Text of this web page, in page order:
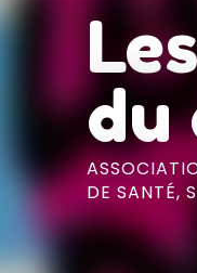
du
DE SANTÉ,